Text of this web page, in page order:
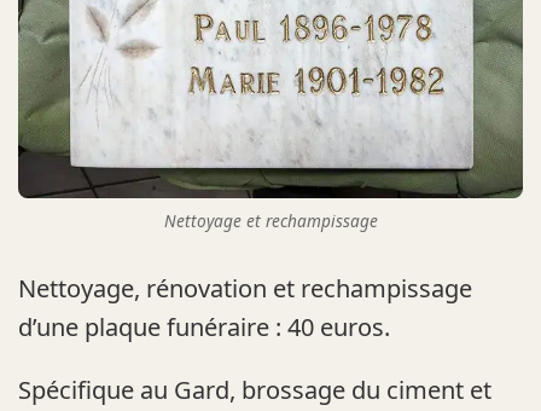
Nettoyage et rechampissage
Nettoyage, rénovation et rechampissage
d’une plaque funéraire : 40 euros.
Spécifique au Gard, brossage du ciment et